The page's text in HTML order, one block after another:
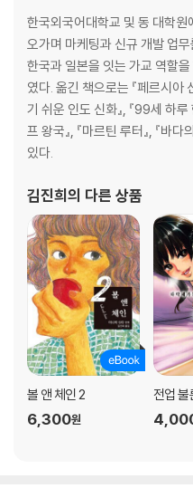
한국외국어대학교 및 동 대학
오가며 마케팅과 신규 개발 업
한국과 일본을 잇는 가교 역할
였다. 옮긴 책으로는 『페르시아
기 쉬운 인도 신화』, 『99세 하루
프 왕국』, 『마르틴 루터』, 『바
있다.
김진희의 다른 상품
볼 앤 체인 2
6,300원
전업 불